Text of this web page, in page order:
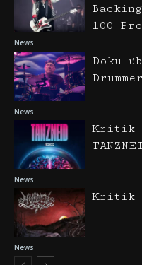
News
100
News
Doku
News
Kritik
News
Kritik